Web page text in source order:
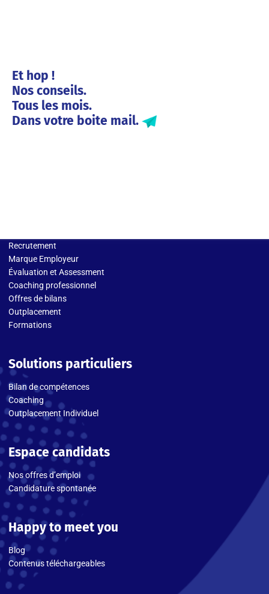
Et hop !
Nos conseils.
Tous les mois.
Dans votre boite mail.
Recrutement
Marque Employeur
Évaluation et Assessment
Coaching professionnel
Offres de bilans
Outplacement
Formations
Solutions particuliers
Bilan de compétences
Coaching
Outplacement Individuel
Espace candidats
Nos offres d’emploi
Candidature spontanée
Happy to meet you
Blog
Contenus téléchargeables